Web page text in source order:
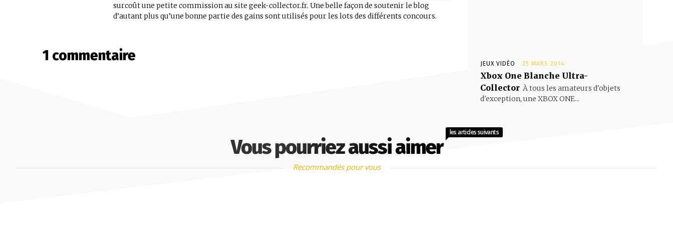
surcoût une petite commission au site geek-collector.fr. Une belle façon de soutenir le blog
d’autant plus qu’une bonne partie des gains sont utilisés pour les lots des différents concours.
1 commentaire
JEUX VIDÉO 25 MARS 2014
Xbox One Blanche Ultra-
Collector À tous les amateurs d'objets
d'exception, une XBOX ONE...
Vous pourriez aussi aimer
les articles suivants
Recommandés pour vous